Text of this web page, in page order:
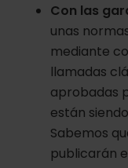
Con las
unas
mediante
llamadas
aprobadas
están
Sabemos
publicarán